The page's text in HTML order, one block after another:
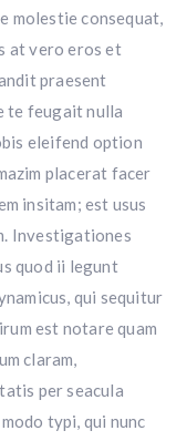
molestie consequat,
at vero eros et
praesent
te feugait nulla
eleifend option
placerat facer
insitam; est usus
Investigationes
quod ii legunt
qui sequitur
est notare quam
claram,
per seacula
typi, qui nunc